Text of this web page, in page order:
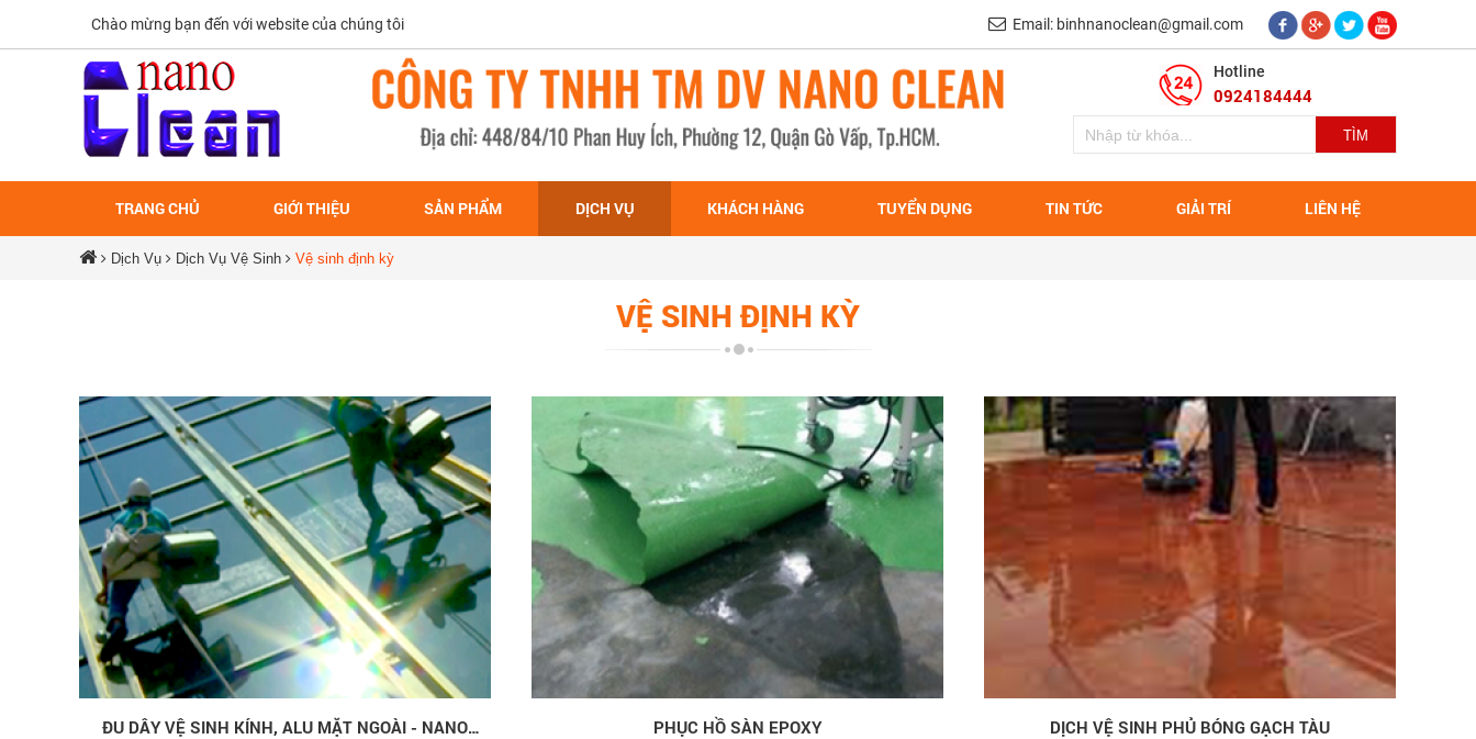
Chào mừng bạn đến với website của chúng tôi Email: binhnanoclean@gmail.com
Hotline
0924184444
TRANG CHỦ GIỚI THIỆU SẢN PHẨM DỊCH VỤ KHÁCH HÀNG TUYỂN DỤNG TIN TỨC GIẢI TRÍ LIÊN HỆ
Dịch Vụ Dịch Vụ Vệ Sinh Vệ sinh định kỳ
VỆ SINH ĐỊNH KỲ
ĐU DÂY VỆ SINH KÍNH, ALU MẶT NGOÀI - NANO
PHỤC HỒ SÀN EPOXY DỊCH VỆ SINH PHỦ BÓNG GẠCH TÀU